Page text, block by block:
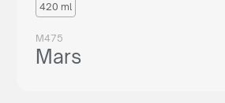
420 ml
M475
Mars